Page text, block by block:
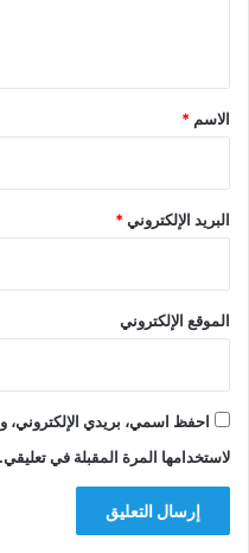
*
الاسم *
البريد الإلكتروني*
الموقع الإلكتروني
احفظ اسمي، بريدي الإلكتروني،
لاستخدامها المرة المقبلة في تعليقي.